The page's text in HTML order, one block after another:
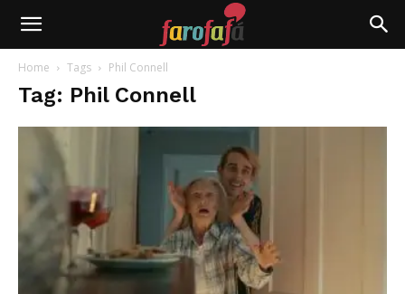
Farofafá
Home Tags Phil Connell
Tag: Phil Connell